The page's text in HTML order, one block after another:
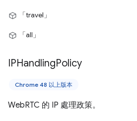
「travel」
「all」
IPHandlingPolicy
Chrome 48 以上版本
WebRTC 的 IP 處理政策。